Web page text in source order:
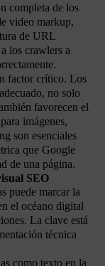
completa de los
video markup,
de URL
los crawlers a
factor crítico. Los
no solo
favorecen el
imágenes,
son esenciales
que Google
de una página.
SEO
puede marcar la
el océano digital
La clave está
técnica
como texto en la